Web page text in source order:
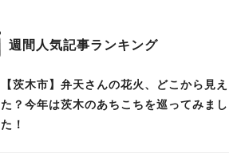
週間人気記事ランキング
【茨木市】弁天さんの花火、どこから見え
た？今年は茨木のあちこちを巡ってみまし
た！